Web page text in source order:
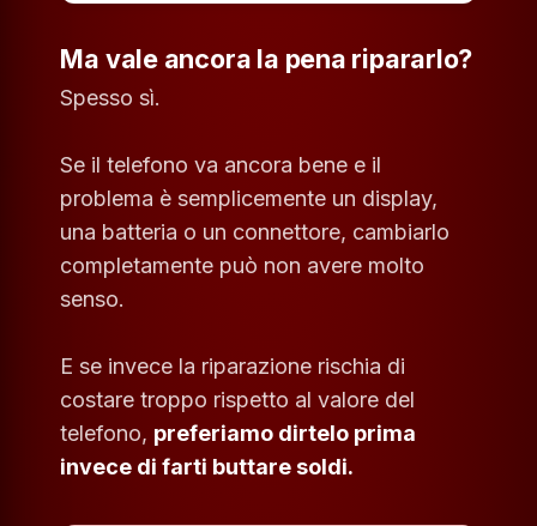
Ma vale ancora la pena ripararlo?
Spesso sì.
Se il telefono va ancora bene e il
problema è semplicemente un display,
una batteria o un connettore, cambiarlo
completamente può non avere molto
senso.
E se invece la riparazione rischia di
costare troppo rispetto al valore del
telefono, preferiamo dirtelo prima
invece di farti buttare soldi.